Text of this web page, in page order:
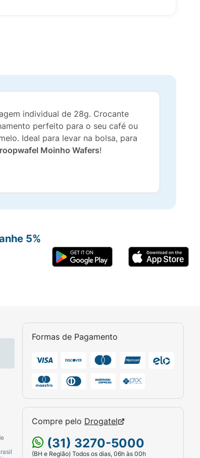
individual de 28g. Crocante
perfeito para o seu café ou
Ideal para levar na bolsa, para
Moinho Wafers!
Formas de Pagamento
Compre pelo Drogatel
(31) 3270-5000
(BH e Região) Todos os dias, 06h às 00h
5%